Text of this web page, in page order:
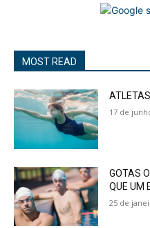
MOST READ
17 de
GOTAS
QUE UM
25 de